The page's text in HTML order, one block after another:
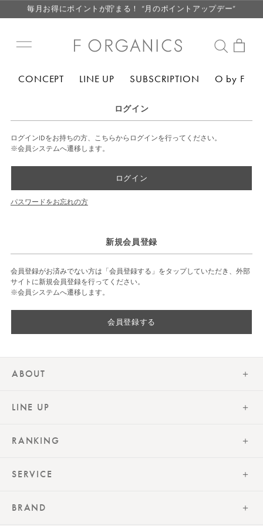
毎月お得にポイントが貯まる！ “月のポイントアップデー”
【重要】F ORGANICS Websiteの統合に関するお知らせ
毎月お得にポイントが貯まる！ “月のポイントアップデー”
CONCEPT LINE UP SUBSCRIPTION O by F
ログイン
ログインIDをお持ちの方、こちらからログインを行ってください。
※会員システムへ遷移します。
ログイン
パスワードをお忘れの方
新規会員登録
会員登録がお済みでない方は「会員登録する」をタップしていただき、外部
サイトに新規会員登録を行ってください。
※会員システムへ遷移します。
会員登録する
ABOUT
LINE UP
RANKING
SERVICE
BRAND